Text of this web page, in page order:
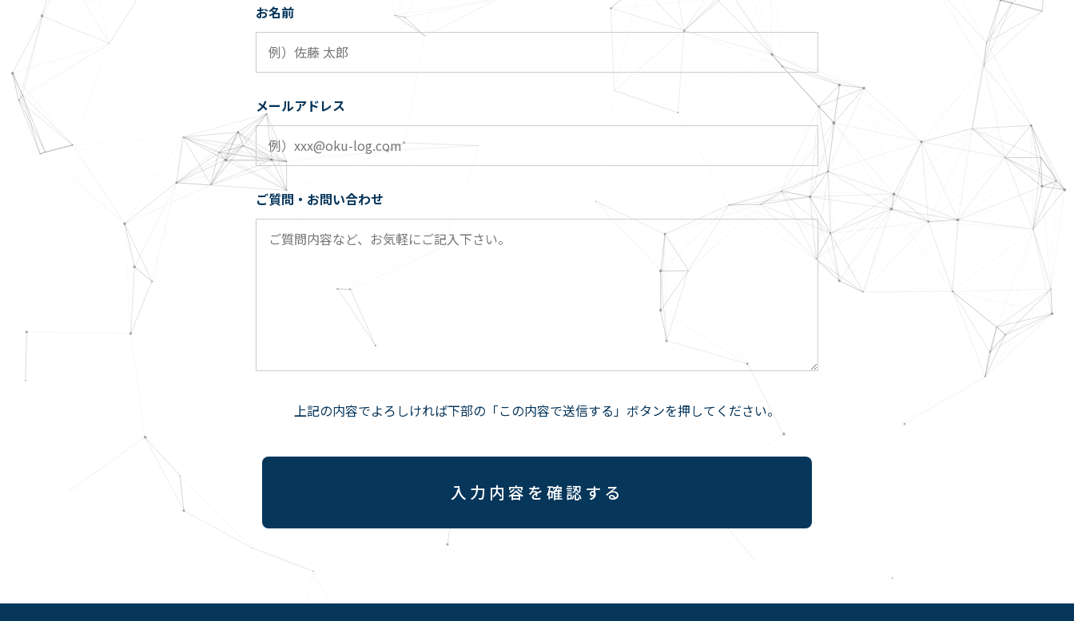
お名前
メールアドレス
ご質問・お問い合わせ
上記の内容でよろしければ下部の「この内容で送信する」ボタンを押してください。